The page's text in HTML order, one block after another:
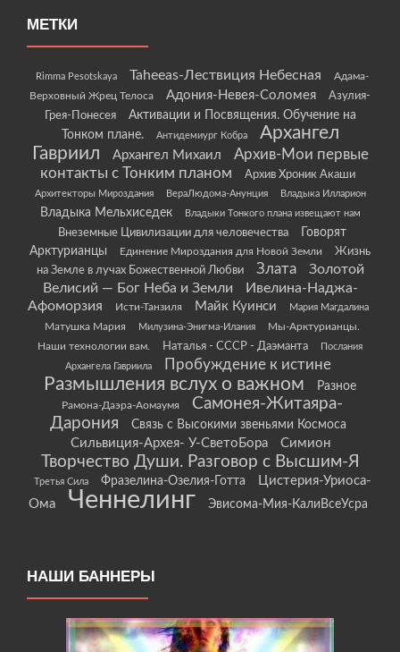
МЕТКИ
Rimma Pesotskaya Taheeas-Лествиция Небесная
Адама-
Верховный Жрец Телоса
Адония-Невея-Соломея
Азулия-
Грея-Понесея
Активации и Посвящения. Обучение на
Тонком плане.
Антидемиург Кобра
Архангел
Гавриил
Архангел Михаил
Архив-Мои первые
контакты с Тонким планом
Архив Хроник Акаши
Архитекторы Мироздания ВераЛюдома-Анунция Владыка Илларион
Владыка Мельхиседек Владыки Тонкого плана извещают нам
Внеземные Цивилизации для человечества
Говорят
Арктурианцы
Единение Мироздания для Новой Земли
Жизнь
на Земле в лучах Божественной Любви
Злата
Золотой
Велисий — Бог Неба и Земли
Ивелина-Наджа-
Афоморзия
Исти-Танзиля Майк Куинси Мария Магдалина
Матушка Мария Милузина-Энигма-Илания
Мы-Арктурианцы.
Наши технологии вам.
Наталья - СССР - Даэманта
Послания
Архангела Гавриила
Пробуждение к истине
Размышления вслух о важном Разное
Рамона-Даэра-Аомаумя
Самонея-Житаяра-
Дарония
Связь с Высокими звеньями Космоса
Сильвиция-Архея- У-СветоБора Симион
Творчество Души. Разговор с Высшим-Я
Третья Сила Фразелина-Озелия-Готта
Цистерия-Уриоса-
Ома
Ченнелинг Эвисома-Мия-КалиВсеУсра
НАШИ БАННЕРЫ